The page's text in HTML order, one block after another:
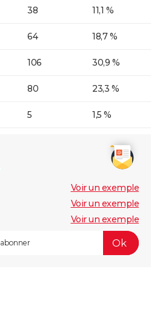
38 11,1 %
64 18,7 %
106 30,9 %
80 23,3 %
5 1,5 %
Voir un exemple
Voir un exemple
Voir un exemple